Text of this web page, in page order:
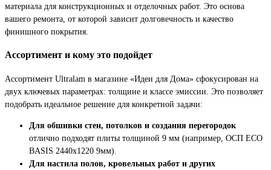
материала для конструкционных и отделочных работ. Это основа
вашего ремонта, от которой зависит долговечность и качество
финишного покрытия.
Ассортимент и кому это подойдет
Ассортимент Ultralam в магазине «Идеи для Дома» сфокусирован на
двух ключевых параметрах: толщине и классе эмиссии. Это позволяет
подобрать идеальное решение для конкретной задачи:
Для обшивки стен, потолков и создания перегородок
отлично подходят плиты толщиной 9 мм (например, ОСП ECO
BASIS 2440х1220 9мм).
Для настила полов, кровельных работ и других